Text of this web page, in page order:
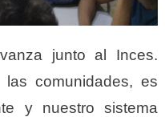
junto al Inces.
comunidades, es
y nuestro sistema